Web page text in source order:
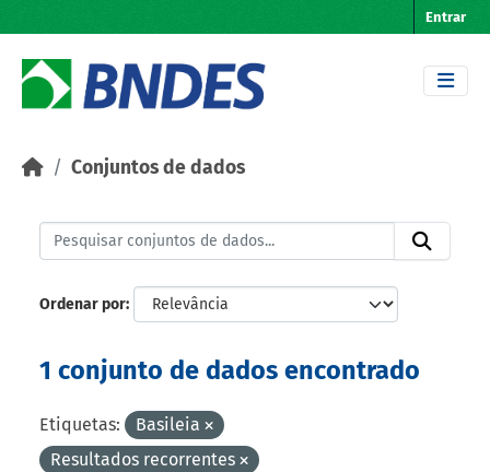
Entrar
Conjuntos de dados
Ordenar por
1 conjunto de dados encontrado
Etiquetas:
Basileia
Resultados recorrentes